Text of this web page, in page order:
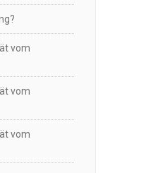
vom
vom
vom